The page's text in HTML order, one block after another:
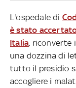
L'ospedale di
è stato
Italia, riconverte
una dozzina di
tutto il presidio
accogliere i